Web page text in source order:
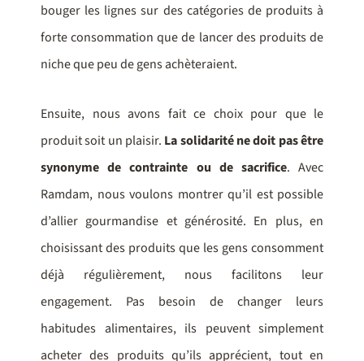
bouger les lignes sur des catégories de produits à
forte consommation que de lancer des produits de
niche que peu de gens achèteraient.
Ensuite, nous avons fait ce choix pour que le
produit soit un plaisir. La solidarité ne doit pas être
synonyme de contrainte ou de sacrifice. Avec
Ramdam, nous voulons montrer qu’il est possible
d’allier gourmandise et générosité. En plus, en
choisissant des produits que les gens consomment
déjà régulièrement, nous facilitons leur
engagement. Pas besoin de changer leurs
habitudes alimentaires, ils peuvent simplement
acheter des produits qu’ils apprécient, tout en